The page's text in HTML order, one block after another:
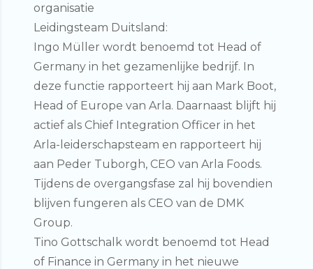
organisatie
Leidingsteam Duitsland:
Ingo Müller wordt benoemd tot Head of
Germany in het gezamenlijke bedrijf. In
deze functie rapporteert hij aan Mark Boot,
Head of Europe van Arla. Daarnaast blijft hij
actief als Chief Integration Officer in het
Arla-leiderschapsteam en rapporteert hij
aan Peder Tuborgh, CEO van Arla Foods.
Tijdens de overgangsfase zal hij bovendien
blijven fungeren als CEO van de DMK
Group.
Tino Gottschalk wordt benoemd tot Head
of Finance in Germany in het nieuwe